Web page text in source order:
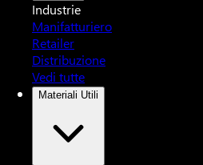
Industrie
Manifatturiero
Retailer
Distribuzione
Vedi tutte
Materiali Utili